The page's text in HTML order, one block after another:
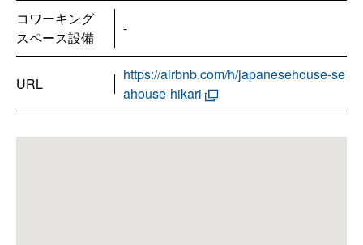
コワーキング
スペース設備
-
URL
https://airbnb.com/h/japanesehouse-se
ahouse-hikari